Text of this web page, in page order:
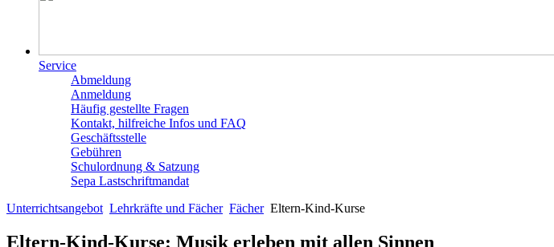
Service
Abmeldung
Anmeldung
Häufig gestellte Fragen
Kontakt, hilfreiche Infos und FAQ
Geschäftsstelle
Gebühren
Schulordnung & Satzung
Sepa Lastschriftmandat
Unterrichtsangebot Lehrkräfte und Fächer FächerEltern-Kind-Kurse
Eltern-Kind-Kurse: Musik erleben mit allen Sinnen